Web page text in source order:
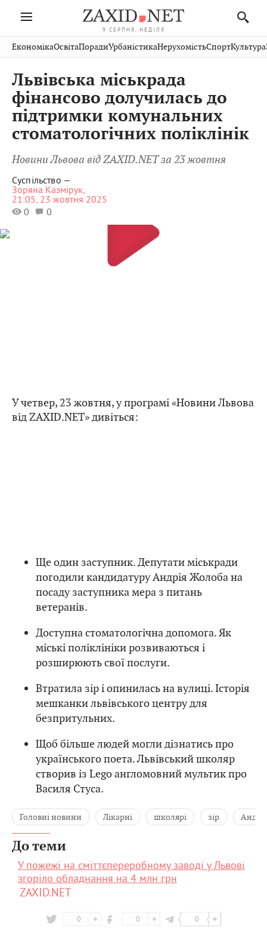
9 СЕРПНЯ, НЕДІЛЯ
Івано-
Франківськ
Тернопіль
Волинь
Закарпаття
Рівне
Шептицький
Стрий
Хмельницький
Вінниця
Публікації
Авто СловкоКультура
Кіно Дім
ФотоОсвітаНерухомість
Домашні
тварини
ЕкономікаОсвітаПорадиУрбаністикаНерухомістьСпортКультура
Львівська міськрада
фінансово долучилась до
підтримки комунальних
стоматологічних поліклінік
Новини Львова від ZAXID.NET за 23 жовтня
Суспільство —
Зоряна Казмірук,
21:05, 23 жовтня 2025
0
0
У четвер, 23 жовтня, у програмі «Новини Львова
від ZAXID.NET» дивіться:
Ще один заступник. Депутати міськради
погодили кандидатуру Андрія Жолоба на
посаду заступника мера з питань
ветеранів.
Доступна стоматологічна допомога. Як
міські поліклініки розвиваються і
розширюють свої послуги.
Втратила зір і опинилась на вулиці. Історія
мешканки львівського центру для
безпритульних.
Щоб більше людей могли дізнатись про
українського поета. Львівський школяр
створив із Lego англомовний мультик про
Василя Стуса.
Головні новини Лікарні школярі зір
До теми
У пожежі на сміттєпереробному заводі у Львові
згоріло обладнання на 4 млн грн
ZAXID.NET
0 0 0